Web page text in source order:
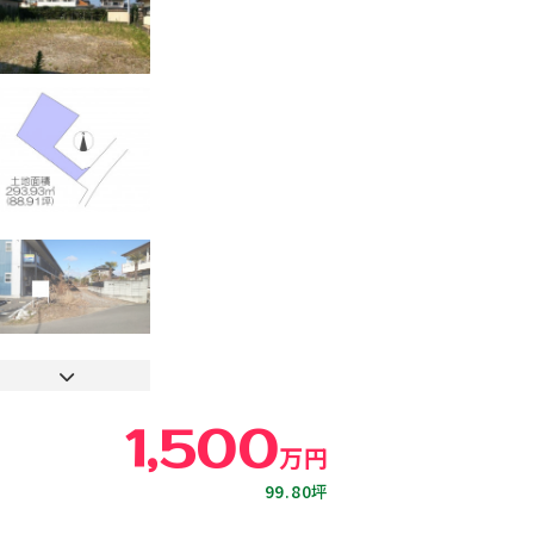
1,500万円
99.80坪